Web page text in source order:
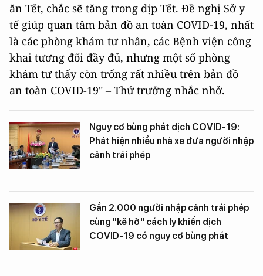
ăn Tết, chắc sẽ tăng trong dịp Tết. Đề nghị Sở y
tế giúp quan tâm bản đồ an toàn COVID-19, nhất
là các phòng khám tư nhân, các Bệnh viện công
khai tương đối đầy đủ, nhưng một số phòng
khám tư thấy còn trống rất nhiều trên bản đồ
an toàn COVID-19" – Thứ trưởng nhắc nhở.
Nguy cơ bùng phát dịch COVID-19:
Phát hiện nhiều nhà xe đưa người nhập
cảnh trái phép
Gần 2.000 người nhập cảnh trái phép
cùng "kẽ hở" cách ly khiến dịch
COVID-19 có nguy cơ bùng phát